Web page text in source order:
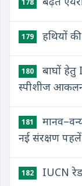
178
179 हथियों
180
बाघों हेतु
स्पीशीज
181
नई संरक्षण पहलें
182 IUCN